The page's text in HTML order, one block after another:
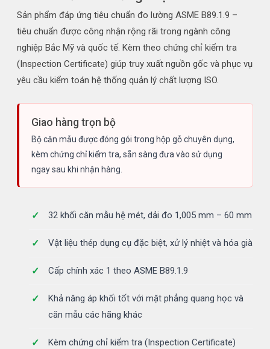
Sản phẩm đáp ứng tiêu chuẩn đo lường ASME B89.1.9 –
tiêu chuẩn được công nhận rộng rãi trong ngành công
nghiệp Bắc Mỹ và quốc tế. Kèm theo chứng chỉ kiểm tra
(Inspection Certificate) giúp truy xuất nguồn gốc và phục vụ
yêu cầu kiểm toán hệ thống quản lý chất lượng ISO.
Giao hàng trọn bộ
Bộ căn mẫu được đóng gói trong hộp gỗ chuyên dụng,
kèm chứng chỉ kiểm tra, sẵn sàng đưa vào sử dụng
ngay sau khi nhận hàng.
32 khối căn mẫu hệ mét, dải đo 1,005 mm – 60 mm
Vật liệu thép dụng cụ đặc biệt, xử lý nhiệt và hóa già
Cấp chính xác 1 theo ASME B89.1.9
Khả năng áp khối tốt với mặt phẳng quang học và
căn mẫu các hãng khác
Kèm chứng chỉ kiểm tra (Inspection Certificate)